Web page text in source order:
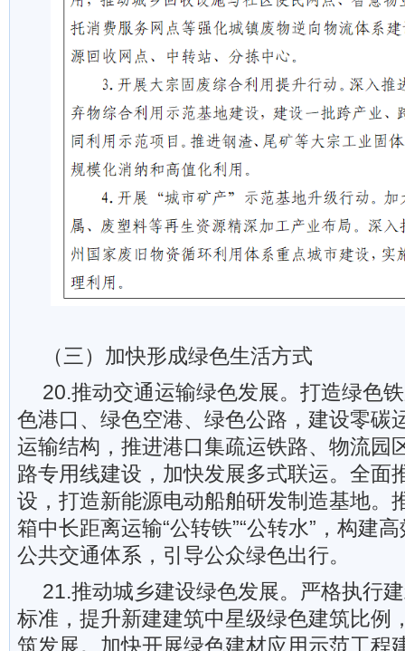
（三）加快形成绿色生活方式
20.推动交通运输绿色发展。打造绿色
色港口、绿色空港、绿色公路，建设零碳
运输结构，推进港口集疏运铁路、物流园
路专用线建设，加快发展多式联运。全面
设，打造新能源电动船舶研发制造基地。
箱中长距离运输“公转铁”“公转水”，构建
公共交通体系，引导公众绿色出行。
21.推动城乡建设绿色发展。严格执行
标准，提升新建建筑中星级绿色建筑比例
筑发展。加快开展绿色建材应用示范工程